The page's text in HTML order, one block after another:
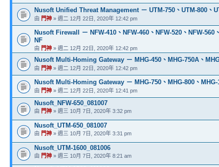
Nusoft Unified Threat Management － UTM-750、UTM-800、
由 門神 » 週二 12月 22日, 2020年 12:42 pm
Nusoft Firewall － NFW-410、NFW-460、NFW-520、NFW-560
NF
由 門神 » 週二 12月 22日, 2020年 12:42 pm
Nusoft Multi-Homing Gateway － MHG-450、MHG-750A、
由 門神 » 週二 12月 22日, 2020年 12:42 pm
Nusoft Multi-Homing Gateway － MHG-750、MHG-800、MHG-
由 門神 » 週二 12月 22日, 2020年 12:41 pm
Nusoft_NFW-650_081007
由 門神 » 週三 10月 7日, 2020年 3:32 pm
Nusoft_UTM-650_081007
由 門神 » 週三 10月 7日, 2020年 3:31 pm
Nusoft_UTM-1600_081006
由 門神 » 週三 10月 7日, 2020年 8:21 am